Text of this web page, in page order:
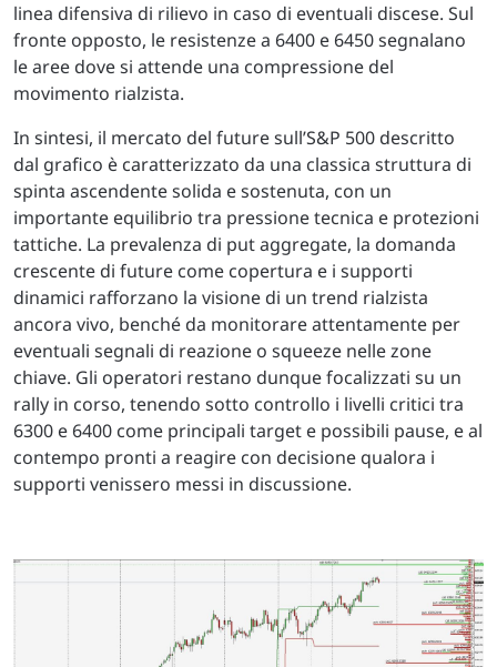
linea difensiva di rilievo in caso di eventuali discese. Sul
fronte opposto, le resistenze a 6400 e 6450 segnalano
le aree dove si attende una compressione del
movimento rialzista.
In sintesi, il mercato del future sull’S&P 500 descritto
dal grafico è caratterizzato da una classica struttura di
spinta ascendente solida e sostenuta, con un
importante equilibrio tra pressione tecnica e protezioni
tattiche. La prevalenza di put aggregate, la domanda
crescente di future come copertura e i supporti
dinamici rafforzano la visione di un trend rialzista
ancora vivo, benché da monitorare attentamente per
eventuali segnali di reazione o squeeze nelle zone
chiave. Gli operatori restano dunque focalizzati su un
rally in corso, tenendo sotto controllo i livelli critici tra
6300 e 6400 come principali target e possibili pause, e al
contempo pronti a reagire con decisione qualora i
supporti venissero messi in discussione.